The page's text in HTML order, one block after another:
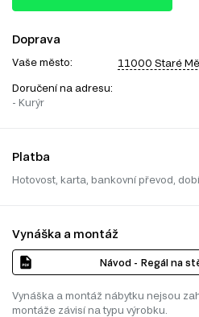
Doprava
Vaše město: 11000 Staré
Doručení na adresu:
- Kurýr
Platba
Hotovost, karta, bankovní převod,
Vynáška a montáž
Návod - Regál na
Vynáška a montáž nábytku nejsou
montáže závisí na typu výrobku.